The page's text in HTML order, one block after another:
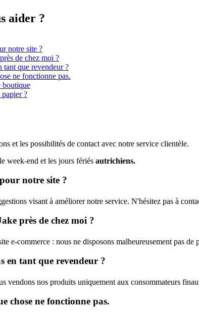
aider ?
notre site ?
de chez moi ?
tant que revendeur ?
ne fonctionne pas.
boutique
?
et les possibilités de contact avec notre service clientèle.
week-end et les jours fériés autrichiens.
notre site ?
visant à améliorer notre service. N'hésitez pas à
près de chez moi ?
e-commerce : nous ne disposons malheureusement pas
en tant que revendeur ?
vendons nos produits uniquement aux consommateurs
chose ne fonctionne pas.